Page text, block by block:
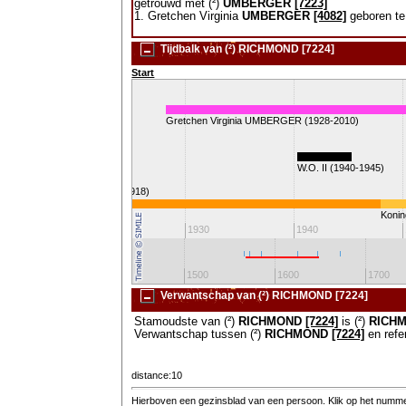
getrouwd met (²)UMBERGER
[7223]
1. Gretchen VirginiaUMBERGER [4082] geboren
Tijdbalk van (²) RICHMOND [7224]
Start
1930 1940
W.O. II (1940-1945)
Gretchen Virginia UMBERGER (1928-2010)
Spaanse griep (1918)
1500 1600 1700
Verwantschap van (²) RICHMOND [7224]
Stamoudste van (²) RICHMOND [7224] is (²)
Verwantschap tussen (²) RICHMOND [7224] en
distance:10
Hierboven een gezinsblad van een persoon. Klik op het